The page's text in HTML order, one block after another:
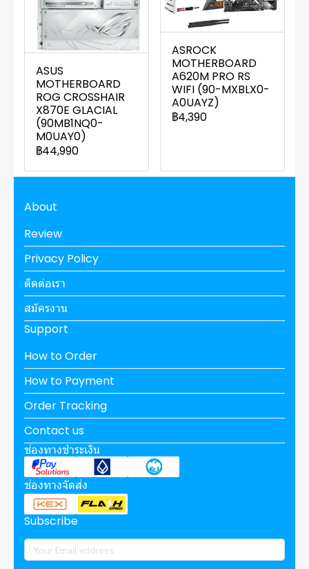
ASUS
MOTHERBOARD
ROG CROSSHAIR
X870E GLACIAL
(90MB1NQ0-
M0UAY0)
฿44,990
ASROCK
MOTHERBOARD
A620M PRO RS
WIFI (90-MXBLX0-
A0UAYZ)
฿4,390
About
Review
Privacy Policy
ติดต่อเรา
สมัครงาน
Support
How to Order
How to Payment
Order Tracking
Contact us
ช่องทางชำระเงิน
ช่องทางจัดส่ง
Subscribe